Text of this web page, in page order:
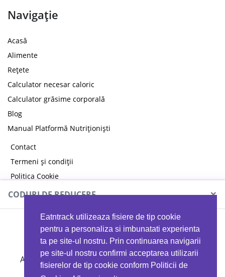
Eatntrack utilizeaza fisiere de tip cookie
pentru a personaliza si imbunatati experienta
ta pe site-ul nostru. Prin continuarea navigarii
pe site-ul nostru confirmi acceptarea utilizarii
fisierelor de tip cookie conform Politicii de
Navigație
Acasă
Alimente
Rețete
Calculator necesar caloric
Calculator grăsime corporală
Blog
Manual Platformă Nutriționiști
Contact
Termeni și condiții
Politica Cookie
Politica de confidențialitate
CODURI DE REDUCERE ×
MYPROTEIN
Ai 40%reducere la orice comandă folosind codul
EATTRACK